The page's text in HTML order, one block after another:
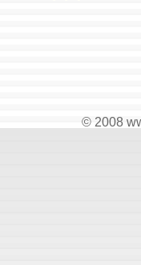
© 2008